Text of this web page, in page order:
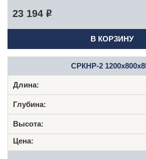
23 194 Р
В КОРЗИНУ
СРКНР-2